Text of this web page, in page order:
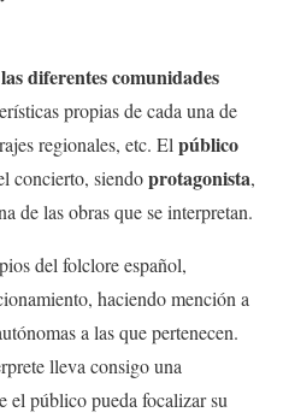
diferentes comunidades
propias de cada una de
regionales, etc. El público
concierto, siendoprotagonista,
de las obras que se interpretan.
del folclore español,
haciendo mención a
a las que pertenecen.
lleva consigo una
el público pueda focalizar su